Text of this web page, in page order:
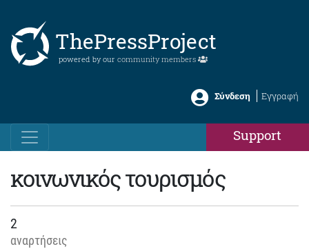
ThePressProject
powered by our community members
Σύνδεση Εγγραφή
Support
κοινωνικός τουρισμός
2
αναρτήσεις